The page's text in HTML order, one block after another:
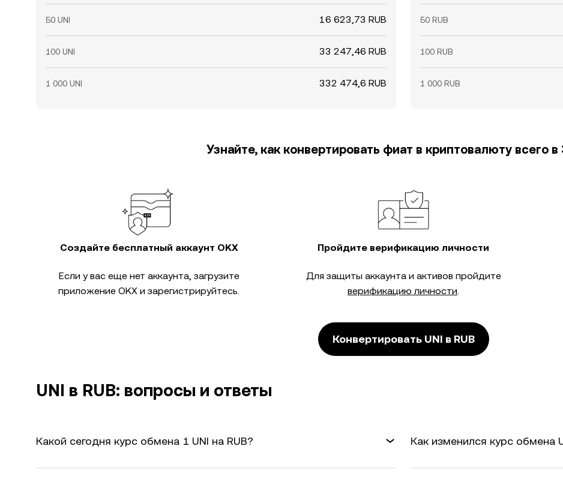
50 UNI 16 623,73 RUB
100 UNI 33 247,46 RUB
1 000 UNI 332 474,6 RUB
50 RUB
100 RUB
1 000 RUB
Узнайте, как конвертировать фиат в криптовалюту всего в
Создайте бесплатный аккаунт OKX
Если у вас еще нет аккаунта, загрузите
приложение OKX и зарегистрируйтесь.
Пройдите верификацию личности
Для защиты аккаунта и активов пройдите
верификацию личности.
Конвертировать UNI в RUB
UNI в RUB: вопросы и ответы
Какой сегодня курс обмена 1 UNI на RUB? Как изменился курс обмена